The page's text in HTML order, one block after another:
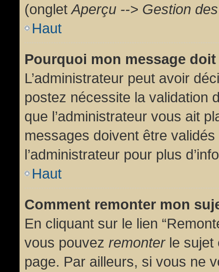
(ongletAperçu --> Gestion
Haut
Pourquoi mon message
L’administrateur peut avoir
postez nécessite la validation
que l’administrateur vous ait
messages doivent être
l’administrateur pour plus
Haut
Comment remonter mon
En cliquant sur le lien
vous pouvez remonterle sujet
page. Par ailleurs, si vous ne